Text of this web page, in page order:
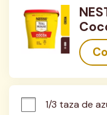
1/3 taza de